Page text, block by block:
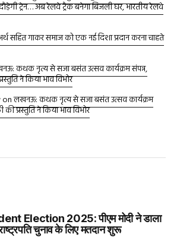
ट्रेन… अब रेलवे ट्रैक बनेगा बिजली घर, भारतीय रेलवे
सहित गाकर समाज को एक नई दिशा प्रदान करना चाहते
कथक नृत्य से सजा बसंत उत्सव कार्यक्रम संपन्न,
ने किया भाव विभोर
onलखनऊ: कथक नृत्य से सजा बसंत उत्सव कार्यक्रम
की प्रस्तुति ने किया भाव विभोर
Election 2025: पीएम मोदी ने डाला
चुनाव के लिए मतदान शुरू